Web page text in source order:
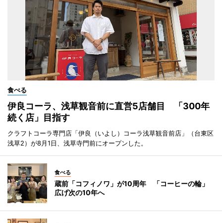
食べる
伊良コーラ、浅草観音前に直営5店舗目 「300年
続く店」目指す
クラフトコーラ専門店「伊良（いよし）コーラ浅草観音前店」（台東区
浅草2）が8月1日、浅草寺門前にオープンした。
食べる
蔵前「コフィノワ」が10周年 「コーヒーの輪」
広げ次の10年へ